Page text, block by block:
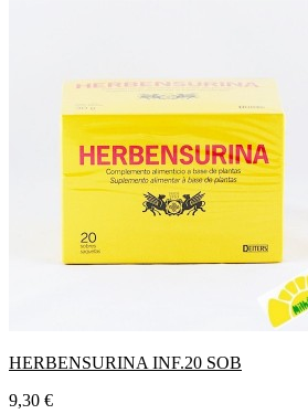
HERBENSURINA INF.20 SOB
Precio
9,30 €